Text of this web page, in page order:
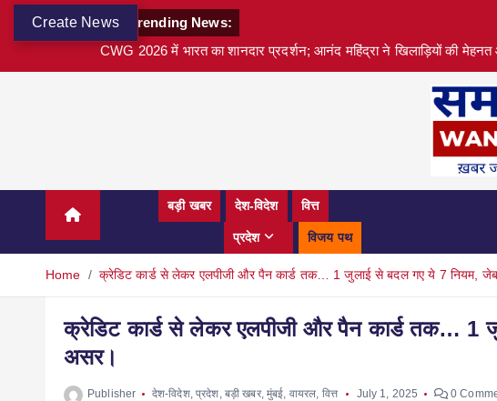
Create News
Trending News:
CWG 2026 में भारत का शानदार प्रदर्शन; आनंद महिंद्रा ने खिलाड़ियों की
बड़ी खबर देश-विदेश वित्त
प्रदेश विजय पथ
Home क्रेडिट कार्ड से लेकर एलपीजी और पैन कार्ड तक… 1 जुलाई से बदल गए ये 7 नियम, जेब
क्रेडिट कार्ड से लेकर एलपीजी और पैन कार्ड तक… 1
असर।
Publisher देश-विदेश,प्रदेश, बड़ी खबर, मुंबई, वायरल, वित्त July 1, 2025 0